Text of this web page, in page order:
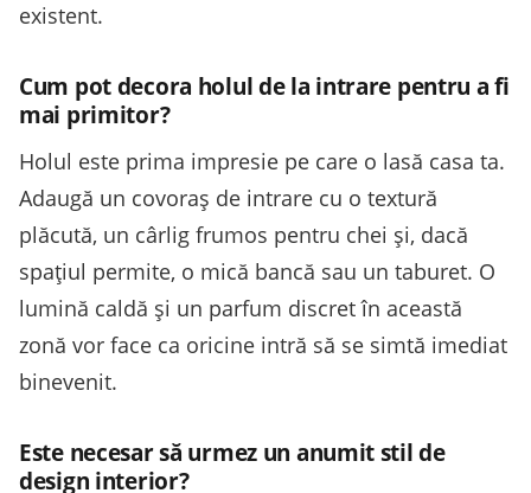
existent.
Cum pot decora holul de la intrare pentru a fi
mai primitor?
Holul este prima impresie pe care o lasă casa ta.
Adaugă un covoraș de intrare cu o textură
plăcută, un cârlig frumos pentru chei și, dacă
spațiul permite, o mică bancă sau un taburet. O
lumină caldă și un parfum discret în această
zonă vor face ca oricine intră să se simtă imediat
binevenit.
Este necesar să urmez un anumit stil de
design interior?